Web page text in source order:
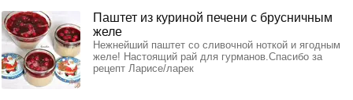
Паштет из куриной печени с брусничным
желе
Нежнейший паштет со сливочной ноткой и ягодным
желе! Настоящий рай для гурманов.Спасибо за
рецепт Ларисе/ларек